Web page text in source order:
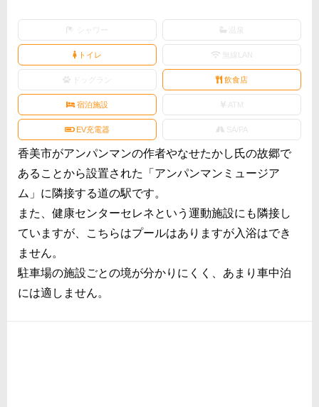
トイレ 無線LAN
ドッグラン 飲食店
宿泊施設 ATM
EV充電器 SA/PA
香美市がアンパンマンの作者やなせたかし氏の故郷で
あることから設置された「アンパンマンミュージア
ム」に隣接する道の駅です。
また、健康センターセレネという運動施設にも隣接し
ていますが、こちらはプールはありますが入浴はでき
ません。
駐車場の施設ごとの境が分かりにくく、あまり車中泊
には適しません。